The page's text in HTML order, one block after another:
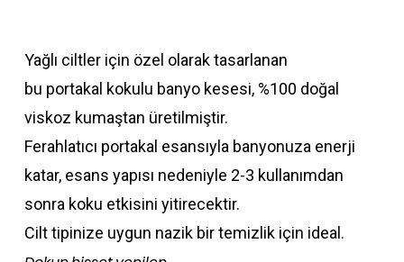
Yağlı ciltler için özel olarak tasarlanan
bu portakal kokulu banyo kesesi, %100 doğal
viskoz kumaştan üretilmiştir.
Ferahlatıcı portakal esansıyla banyonuza enerji
katar, esans yapısı nedeniyle 2-3 kullanımdan
sonra koku etkisini yitirecektir.
Cilt tipinize uygun nazik bir temizlik için ideal.